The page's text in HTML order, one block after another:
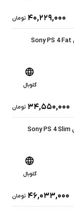
۴۰,۲۲۹,۰۰۰ تومان
کنسول بازی استوک سونی مدل Sony PS 4 Fat
گلوبال
۳۴,۵۵۰,۰۰۰ تومان
کنسول بازی استوک سونی مدل Sony PS 4 Slim
گلوبال
۴۶,۰۳۳,۰۰۰ تومان